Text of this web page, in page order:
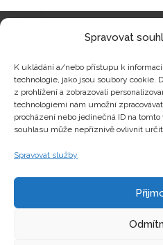
Spravovat
K ukládání a/nebo přístupu k
technologie, jako jsou soubory cookie.
z prohlížení a zobrazovali
technologiemi nám umožní
procházení nebo jedinečná ID na
souhlasu může nepříznivě ovlivnit
Spravovat služby
Zajímavosti
Kontakty